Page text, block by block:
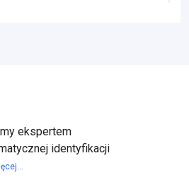
ekspertem
identyfikacji